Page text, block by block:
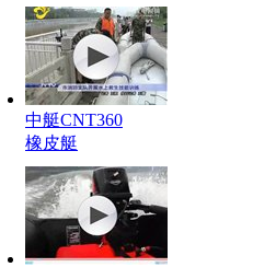
中艇CNT360
橡皮艇